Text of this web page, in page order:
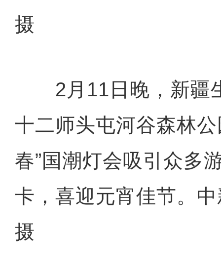
摄
2月11日晚，新疆
十二师头屯河谷森林
春”国潮灯会吸引众多
卡，喜迎元宵佳节。
摄